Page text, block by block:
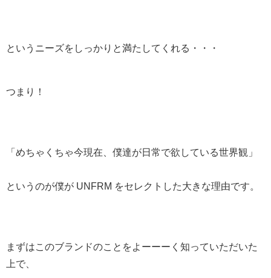
というニーズをしっかりと満たしてくれる・・・
つまり！
「めちゃくちゃ今現在、僕達が日常で欲している世界観」
というのが僕が UNFRM をセレクトした大きな理由です。
まずはこのブランドのことをよーーーく知っていただいた
上で、